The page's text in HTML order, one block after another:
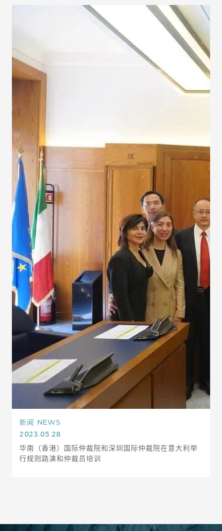
新闻 NEWS
2023.05.28
华南（香港）国际仲裁院和深圳国际仲裁院在意大利举
行规则路演和仲裁员培训